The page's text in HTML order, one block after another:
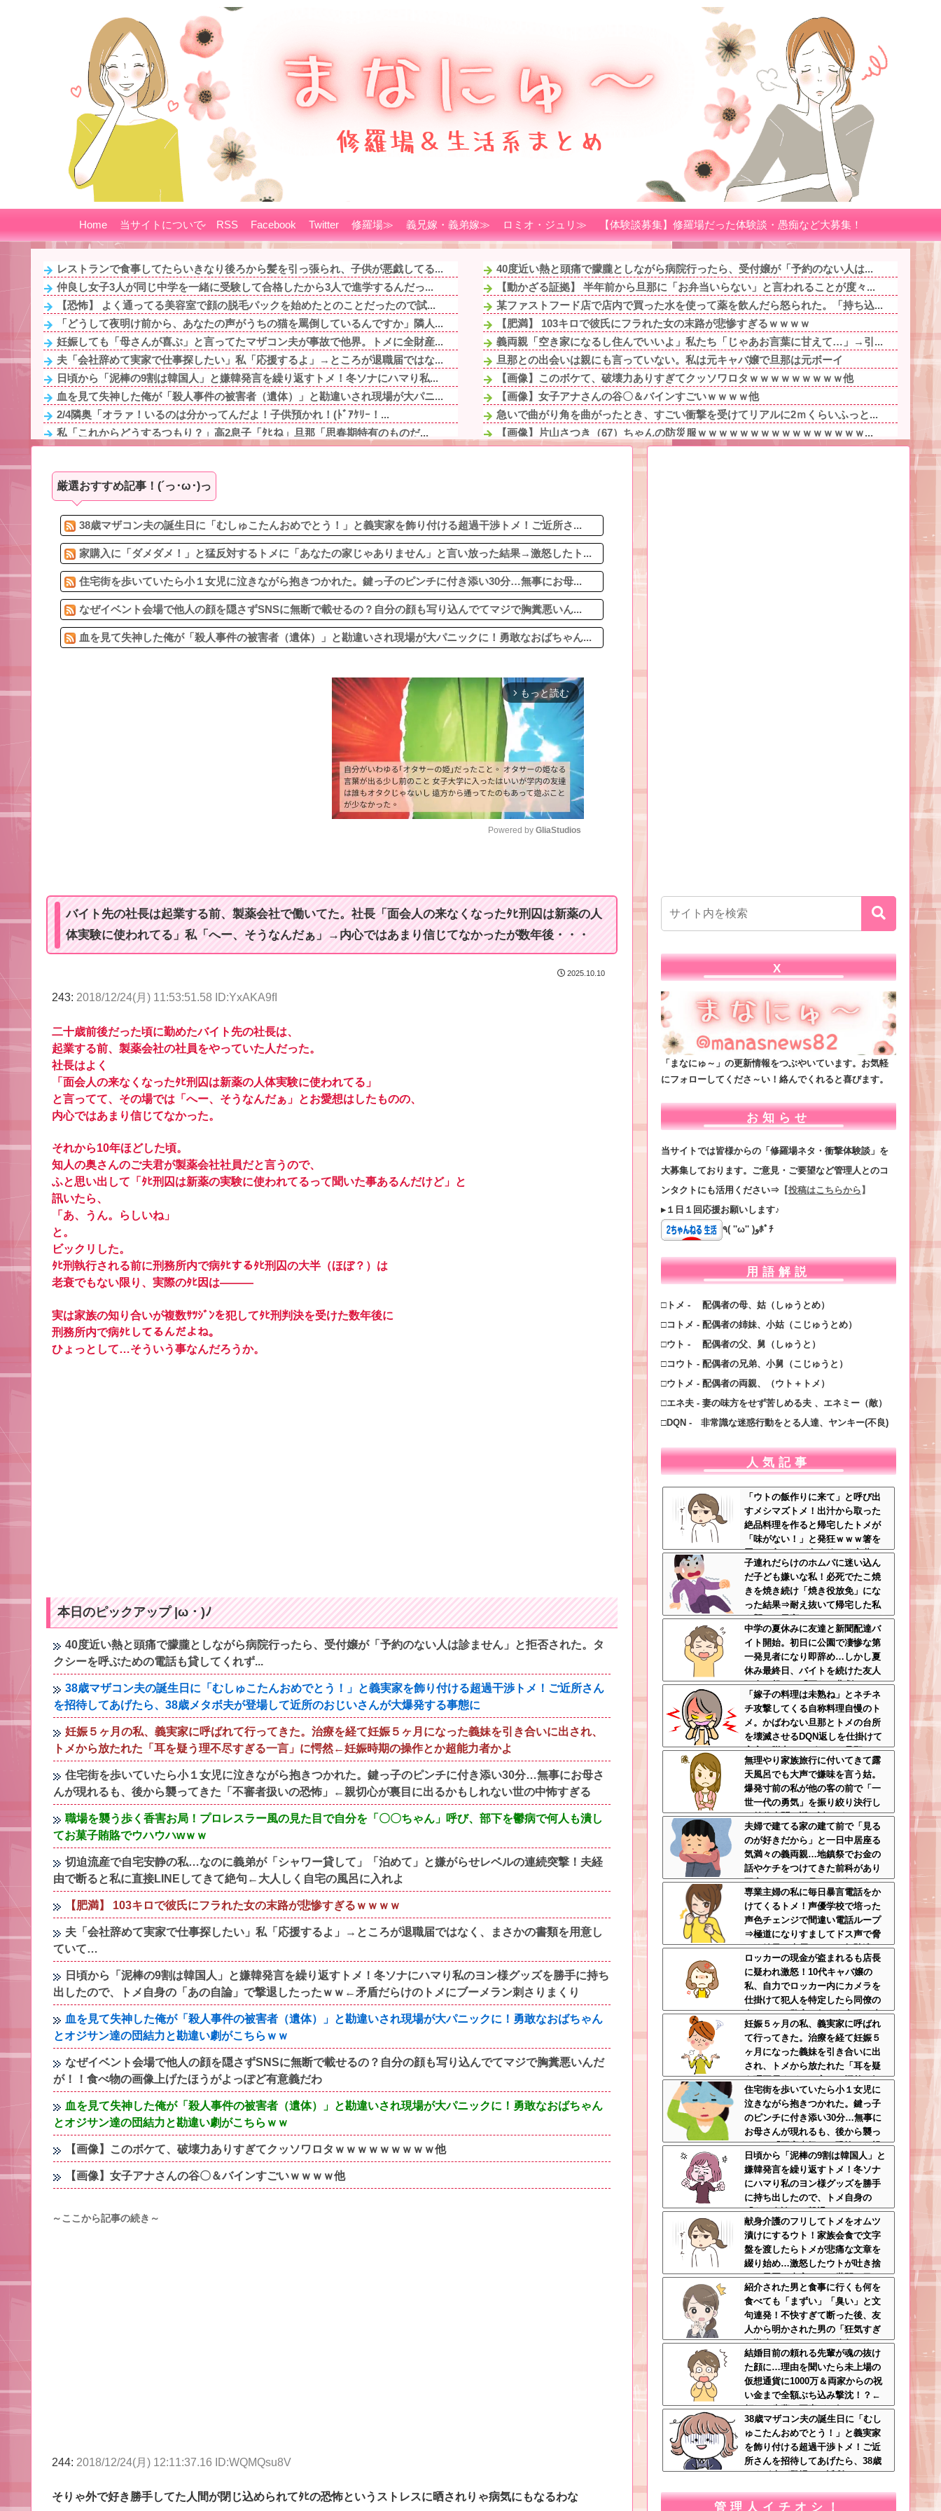
Home 当サイトについて RSS Facebook Twitter 修羅場≫ 義兄嫁・義弟嫁≫ ロミオ・ジュリ≫ 【体験談募集】修羅場だった体験談・愚痴など大募集！
レストランで食事してたらいきなり後ろから髪を引っ張られ、子供が悪戯してる...
仲良し女子3人が同じ中学を一緒に受験して合格したから3人で進学するんだっ...
【恐怖】 よく通ってる美容室で顔の脱毛パックを始めたとのことだったので試...
「どうして夜明け前から、あなたの声がうちの猫を罵倒しているんですか」隣人...
妊娠しても「母さんが喜ぶ」と言ってたマザコン夫が事故で他界。トメに全財産...
夫「会社辞めて実家で仕事探したい」私「応援するよ」→ところが退職届ではな...
日頃から「泥棒の9割は韓国人」と嫌韓発言を繰り返すトメ！冬ソナにハマり私...
血を見て失神した俺が「殺人事件の被害者（遺体）」と勘違いされ現場が大パニ...
2/4隣奥「オラァ！いるのは分かってんだよ！子供預かれ！(ﾄﾞｱｹﾘｰ！...
私「これからどうするつもり？」高2息子「ﾀﾋね」旦那「思春期特有のものだ...
新幹線で。車掌「グリーン車からご退出ください」乗客「…」→注意されても動...
未だに夫が奨学金を背負ってるんだけど、義両親が旅行や趣味に勤しんでるのを...
【報告者がキチ】帰宅すると嫁が息子（5ケ月）の風呂あがりをパン1で世話し...
休んだ翌日、先輩パートに申し送りあるかと確認したらいきなりキレられた。こ...
40度近い熱と頭痛で朦朧としながら病院行ったら、受付嬢が「予約のない人は...
【動かざる証拠】 半年前から旦那に「お弁当いらない」と言われることが度々...
某ファストフード店で店内で買った水を使って薬を飲んだら怒られた。「持ち込...
【肥満】 103キロで彼氏にフラれた女の末路が悲惨すぎるｗｗｗｗ
義両親「空き家になるし住んでいいよ」私たち「じゃあお言葉に甘えて…」→引...
旦那との出会いは親にも言っていない。私は元キャバ嬢で旦那は元ボーイ
【画像】このボケて、破壊力ありすぎてクッソワロタｗｗｗｗｗｗｗｗｗ他
【画像】女子アナさんの谷〇＆バインすごいｗｗｗｗ他
急いで曲がり角を曲がったとき、すごい衝撃を受けてリアルに2ｍくらいふっと...
【画像】片山さつき（67）ちゃんの防災服ｗｗｗｗｗｗｗｗｗｗｗｗｗｗｗｗ...
石材店事務の面接行ってきたが、募集内容と仕事内容が全然違った。接客と清掃...
【画像】令和最新版のあのちゃん、可愛過ぎてワイらにブッ刺さりまくりw w...
厳選おすすめ記事！(´っ･ω･)っ
38歳マザコン夫の誕生日に「むしゅこたんおめでとう！」と義実家を飾り付ける超過干渉トメ！ご近所さ...
家購入に「ダメダメ！」と猛反対するトメに「あなたの家じゃありません」と言い放った結果→激怒したト...
住宅街を歩いていたら小１女児に泣きながら抱きつかれた。鍵っ子のピンチに付き添い30分…無事にお母...
なぜイベント会場で他人の顔を隠さずSNSに無断で載せるの？自分の顔も写り込んでてマジで胸糞悪いん...
血を見て失神した俺が「殺人事件の被害者（遺体）」と勘違いされ現場が大パニックに！勇敢なおばちゃん...
arrow_forward_ios もっと読む
t
e
Powered by GliaStudios
バイト先の社長は起業する前、製薬会社で働いてた。社長「面会人の来なくなったﾀﾋ刑囚は新薬の人
体実験に使われてる」私「へー、そうなんだぁ」→内心ではあまり信じてなかったが数年後・・・
2025.10.10
243: 2018/12/24(月) 11:53:51.58 ID:YxAKA9fI
二十歳前後だった頃に勤めたバイト先の社長は、
起業する前、製薬会社の社員をやっていた人だった。
社長はよく
「面会人の来なくなったﾀﾋ刑囚は新薬の人体実験に使われてる」
と言ってて、その場では「へー、そうなんだぁ」とお愛想はしたものの、
内心ではあまり信じてなかった。
それから10年ほどした頃。
知人の奥さんのご夫君が製薬会社社員だと言うので、
ふと思い出して「ﾀﾋ刑囚は新薬の実験に使われてるって聞いた事あるんだけど」と
訊いたら、
「あ、うん。らしいね」
と。
ビックリした。
ﾀﾋ刑執行される前に刑務所内で病ﾀﾋするﾀﾋ刑囚の大半（ほぼ？）は
老衰でもない限り、実際のﾀﾋ因は―――
実は家族の知り合いが複数ｻﾂｼﾞﾝを犯してﾀﾋ刑判決を受けた数年後に
刑務所内で病ﾀﾋしてるんだよね。
ひょっとして…そういう事なんだろうか。
本日のピックアップ |ω・)ﾉ
40度近い熱と頭痛で朦朧としながら病院行ったら、受付嬢が「予約のない人は診ません」と拒否された。タ
クシーを呼ぶための電話も貸してくれず...
38歳マザコン夫の誕生日に「むしゅこたんおめでとう！」と義実家を飾り付ける超過干渉トメ！ご近所さん
を招待してあげたら、38歳メタボ夫が登場して近所のおじいさんが大爆発する事態に
妊娠５ヶ月の私、義実家に呼ばれて行ってきた。治療を経て妊娠５ヶ月になった義妹を引き合いに出され、
トメから放たれた「耳を疑う理不尽すぎる一言」に愕然←妊娠時期の操作とか超能力者かよ
住宅街を歩いていたら小１女児に泣きながら抱きつかれた。鍵っ子のピンチに付き添い30分…無事にお母さ
んが現れるも、後から襲ってきた「不審者扱いの恐怖」←親切心が裏目に出るかもしれない世の中怖すぎる
職場を襲う歩く香害お局！プロレスラー風の見た目で自分を「〇〇ちゃん」呼び、部下を鬱病で何人も潰し
てお菓子賄賂でウハウハwｗｗ
切迫流産で自宅安静の私…なのに義弟が「シャワー貸して」「泊めて」と嫌がらせレベルの連続突撃！夫経
由で断ると私に直接LINEしてきて絶句←大人しく自宅の風呂に入れよ
【肥満】 103キロで彼氏にフラれた女の末路が悲惨すぎるｗｗｗｗ
夫「会社辞めて実家で仕事探したい」私「応援するよ」→ところが退職届ではなく、まさかの書類を用意し
ていて…
日頃から「泥棒の9割は韓国人」と嫌韓発言を繰り返すトメ！冬ソナにハマり私のヨン様グッズを勝手に持ち
出したので、トメ自身の「あの自論」で撃退したったｗｗ←矛盾だらけのトメにブーメラン刺さりまくり
血を見て失神した俺が「殺人事件の被害者（遺体）」と勘違いされ現場が大パニックに！勇敢なおばちゃん
とオジサン達の団結力と勘違い劇がこちらｗｗ
なぜイベント会場で他人の顔を隠さずSNSに無断で載せるの？自分の顔も写り込んでてマジで胸糞悪いんだ
が！！食べ物の画像上げたほうがよっぽど有意義だわ
血を見て失神した俺が「殺人事件の被害者（遺体）」と勘違いされ現場が大パニックに！勇敢なおばちゃん
とオジサン達の団結力と勘違い劇がこちらｗｗ
【画像】このボケて、破壊力ありすぎてクッソワロタｗｗｗｗｗｗｗｗｗ他
【画像】女子アナさんの谷〇＆バインすごいｗｗｗｗ他
～ここから記事の続き～
244: 2018/12/24(月) 12:11:37.16 ID:WQMQsu8V
そりゃ外で好き勝手してた人間が閉じ込められてﾀﾋの恐怖というストレスに晒されりゃ病気にもなるわな
X
「まなにゅ～」の更新情報をつぶやいています。お気軽
にフォローしてくださ～い！絡んでくれると喜びます。
お知らせ
当サイトでは皆様からの「修羅場ネタ・衝撃体験談」を
大募集しております。ご意見・ご要望など管理人とのコ
ンタクトにも活用ください⇒ 【投稿はこちらから 】
▸１日１回応援お願いします♪
٩( ''ω'' )وﾎﾟﾁ
用語解説
□トメ - 配偶者の母、姑（しゅうとめ）
□コトメ - 配偶者の姉妹、小姑（こじゅうとめ）
□ウト - 配偶者の父、舅（しゅうと）
□コウト - 配偶者の兄弟、小舅（こじゅうと）
□ウトメ - 配偶者の両親、（ウト＋トメ）
□エネ夫 - 妻の味方をせず苦しめる夫 、エネミー（敵）
□DQN - 非常識な迷惑行動をとる人達、ヤンキー(不良)
人気記事
「ウトの飯作りに来て」と呼び出
すメシマズトメ！出汁から取った
絶品料理を作ると帰宅したトメが
「味がない！」と発狂ｗｗｗ箸を
置いた良ウトが言い放った言葉と
は←良ウトさんの神対応にスカッ
とする
子連れだらけのホムパに迷い込ん
だ子ども嫌いな私！必死でたこ焼
きを焼き続け「焼き役放免」にな
った結果⇒耐え抜いて帰宅した私
を襲った異変ｗｗｗ←ストレスで3
7.5度の熱が出るのは凄まじい
中学の夏休みに友達と新聞配達バ
イト開始。初日に公園で凄惨な第
一発見者になり即辞め…しかし夏
休み最終日、バイトを続けた友人
の身に起きた「更なる悲劇」←こ
のバイト先、呪われすぎだろ
「嫁子の料理は未熟ね」とネチネ
チ攻撃してくる自称料理自慢のト
メ。かばわない旦那とトメの台所
を壊滅させるDQN返しを仕掛けて
実家に脱出←かばわない旦那も一
緒に痛い目見ろ
無理やり家族旅行に付いてきて露
天風呂でも大声で嫌味を言う姑。
爆発寸前の私が他の客の前で「一
世一代の勇気」を振り絞り決行し
た前代未聞の返り討ちがこちら←
身体を張った捨て身の反撃すぎる
夫婦で建てる家の建て前で「見る
のが好きだから」と一日中居座る
気満々の義両親…地鎮祭でお金の
話やケチをつけてきた前科があり
不安しかない←見るのが好きとか
完全に野次馬の思考
専業主婦の私に毎日暴言電話をか
けてくるトメ！声優学校で培った
声色チェンジで間違い電話ループ
⇒極道になりすましてドス声で脅
した結果←声優スキルの無駄遣い
が最高すぎるｗｗｗ
ロッカーの現金が盗まれるも店長
に疑われ激怒！10代キャバ嬢の
私、自力でロッカー内にカメラを
仕掛けて犯人を特定したら同僚の
女だった…警察へ行くと言って止
められ、加害者に泣かれながら大
揉めして・・・
妊娠５ヶ月の私、義実家に呼ばれ
て行ってきた。治療を経て妊娠５
ヶ月になった義妹を引き合いに出
され、トメから放たれた「耳を疑
う理不尽すぎる一言」に愕然←妊
娠時期の操作とか超能力者かよ
住宅街を歩いていたら小１女児に
泣きながら抱きつかれた。鍵っ子
のピンチに付き添い30分…無事に
お母さんが現れるも、後から襲っ
てきた「不審者扱いの恐怖」←親
切心が裏目に出るかもしれない世
の中怖すぎる
日頃から「泥棒の9割は韓国人」と
嫌韓発言を繰り返すトメ！冬ソナ
にハマり私のヨン様グッズを勝手
に持ち出したので、トメ自身の
「あの自論」で撃退したったｗｗ
←矛盾だらけのトメにブーメラン
刺さりまくり
献身介護のフリしてトメをオムツ
漬けにするウト！家族会食で文字
盤を渡したらトメが悲痛な文章を
綴り始め…激怒したウトが吐き捨
てた最悪の真実とは←世間の目し
か気にしてない最低旦那だった
紹介された男と食事に行くも何を
食べても「まずい」「臭い」と文
句連発！不快すぎて断った後、友
人から明かされた男の「狂気すぎ
る勘違いシナリオ」に絶句ｗｗ←
手料理食べたいなら素直に言え
結婚目前の頼れる先輩が魂の抜け
た顔に…理由を聞いたら未上場の
仮想通貨に1000万＆両家からの祝
い金まで全額ぶち込み撃沈！？←
頼れる先輩の要素どこ行ったんだ
よ
38歳マザコン夫の誕生日に「むし
ゅこたんおめでとう！」と義実家
を飾り付ける超過干渉トメ！ご近
所さんを招待してあげたら、38歳
メタボ夫が登場して近所のおじい
管理人イチオシ！